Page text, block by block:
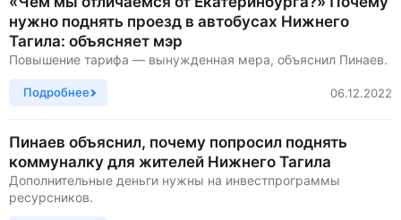
Власть
Жизнь
Экономика
Общество
Рассказать новость
нужно поднять проезд в автобусах Нижнего
Тагила: объясняет мэр
Повышение тарифа — вынужденная мера, объяснил Пинаев.
Подробнее 06.12.2022
Пинаев объяснил, почему попросил поднять
коммуналку для жителей Нижнего Тагила
Дополнительные деньги нужны на инвестпрограммы
ресурсников.